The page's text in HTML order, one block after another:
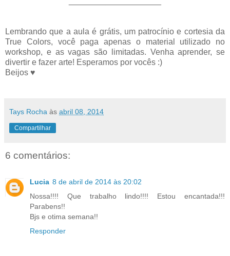
Lembrando que a aula é grátis, um patrocínio e cortesia da
True Colors, você paga apenas o material utilizado no
workshop, e as vagas são limitadas. Venha aprender, se
divertir e fazer arte! Esperamos por vocês :)
Beijos ♥
Tays Rocha às abril 08, 2014
Compartilhar
6 comentários:
Lucia 8 de abril de 2014 às 20:02
Nossa!!!! Que trabalho lindo!!!! Estou encantada!!!
Parabens!!
Bjs e otima semana!!
Responder